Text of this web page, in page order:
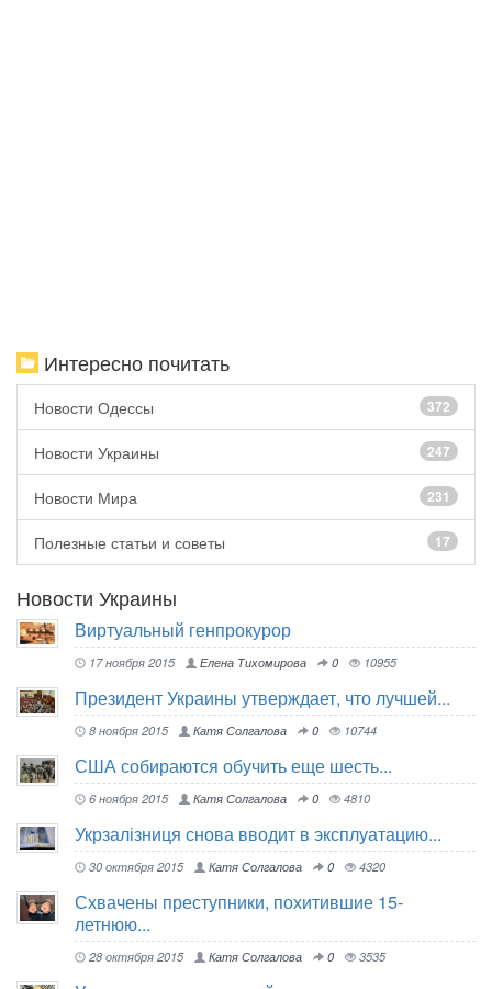
Интересно почитать
Новости Одессы 372
Новости Украины 247
Новости Мира 231
Полезные статьи и советы 17
Новости Украины
Виртуальный генпрокурор
17 ноября 2015 Елена Тихомирова 0 10955
Президент Украины утверждает, что лучшей...
8 ноября 2015 Катя Солгалова 0 10744
США собираются обучить еще шесть...
6 ноября 2015 Катя Солгалова 0 4810
Укрзалізниця снова вводит в эксплуатацию...
30 октября 2015 Катя Солгалова 0 4320
Схвачены преступники, похитившие 15-
летнюю...
28 октября 2015 Катя Солгалова 0 3535